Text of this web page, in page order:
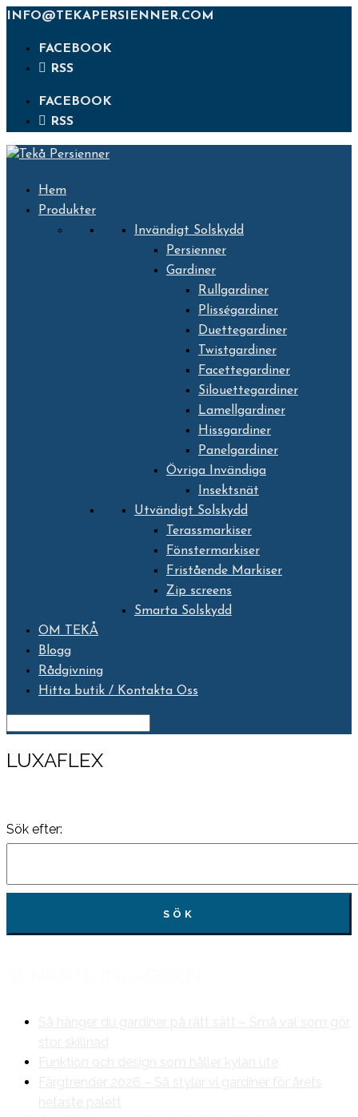
INFO@TEKAPERSIENNER.COM
FACEBOOK
RSS
FACEBOOK
RSS
Hem
Produkter
Invändigt Solskydd
Persienner
Gardiner
Rullgardiner
Plisségardiner
Duettegardiner
Twistgardiner
Facettegardiner
Silouettegardiner
Lamellgardiner
Hissgardiner
Panelgardiner
Övriga Invändiga
Insektsnät
Utvändigt Solskydd
Terassmarkiser
Fönstermarkiser
Fristående Markiser
Zip screens
Smarta Solskydd
OM TEKÅ
Blogg
Rådgivning
Hitta butik / Kontakta Oss
LUXAFLEX
Sök efter: